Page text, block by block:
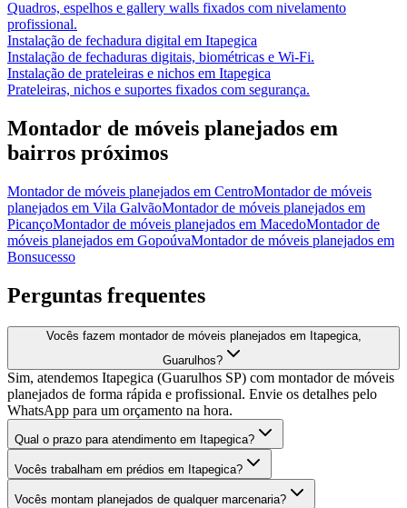
Quadros, espelhos e gallery walls fixados com nivelamento
profissional.
Instalação de fechadura digital em Itapegica
Instalação de fechaduras digitais, biométricas e Wi-Fi.
Instalação de prateleiras e nichos em Itapegica
Prateleiras, nichos e suportes fixados com segurança.
Montador de móveis planejados em
bairros próximos
Montador de móveis planejados em CentroMontador de móveis
planejados em Vila GalvãoMontador de móveis planejados em
PicançoMontador de móveis planejados em MacedoMontador de
móveis planejados em GopoúvaMontador de móveis planejados em
Bonsucesso
Perguntas frequentes
Vocês fazem montador de móveis planejados em Itapegica,
Guarulhos?
Sim, atendemos Itapegica (Guarulhos SP) com montador de móveis
planejados de forma rápida e profissional. Envie os detalhes pelo
WhatsApp para um orçamento na hora.
Qual o prazo para atendimento em Itapegica?
Vocês trabalham em prédios em Itapegica?
Vocês montam planejados de qualquer marcenaria?